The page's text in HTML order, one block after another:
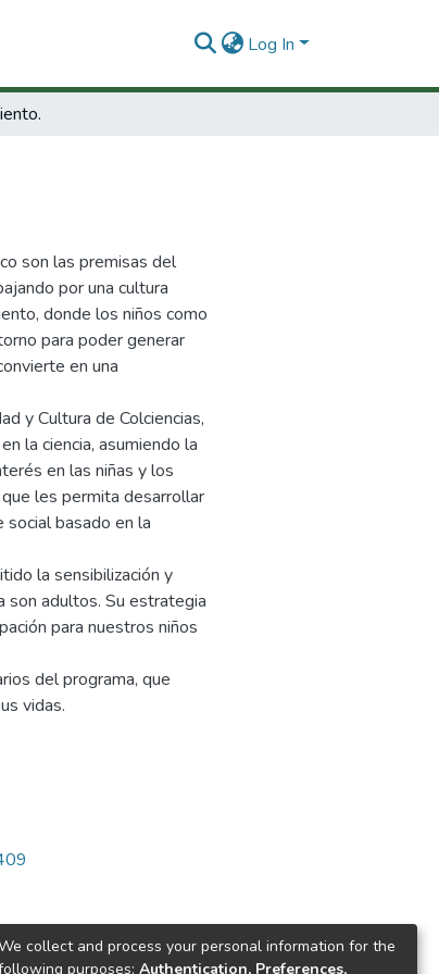
Log In
son las premisas del
por una cultura
donde los niños como
para poder generar
en una
y Cultura de Colciencias,
la ciencia, asumiendo la
en las niñas y los
les permita desarrollar
basado en la
la sensibilización y
son adultos. Su estrategia
para nuestros niños
del programa, que
vidas.
collect and process your personal information for the
purposes: Authentication, Preferences,